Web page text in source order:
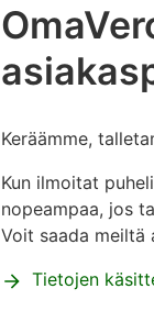
Keräämme,
Kun ilmoitat
nopeampaa, jos
Voit saada meiltä
Tietojen